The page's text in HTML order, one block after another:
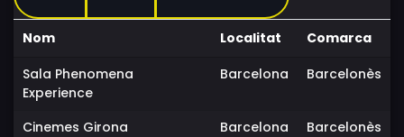
Nom Localitat
Comarca
Sala Phenomena
Experience
Barcelona Barcelonès
Cinemes Girona Barcelona
Barcelonès